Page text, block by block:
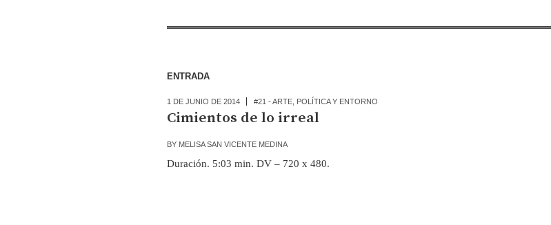
ENTRADA
1 DE JUNIO DE 2014 #21 - ARTE POLÍTICA Y ENTORNO
Cimientos de lo irreal
BY MELISA SAN VICENTE MEDINA
Duración. 5:03 min. DV – 720 x 480.